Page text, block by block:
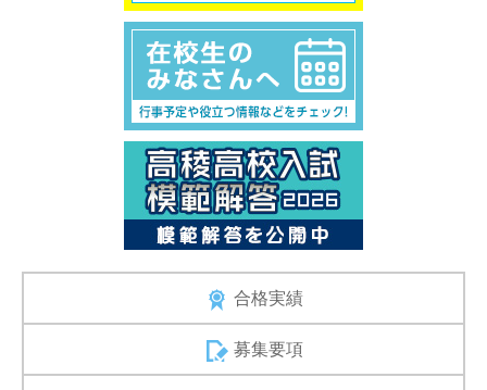
合格実績
募集要項